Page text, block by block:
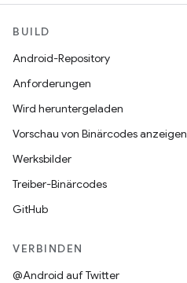
BUILD
Android-Repository
Anforderungen
Wird heruntergeladen
Vorschau von Binärcodes anzeigen
Werksbilder
Treiber-Binärcodes
GitHub
VERBINDEN
@Android auf Twitter